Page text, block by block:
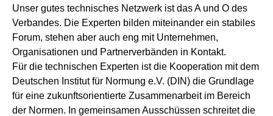
Unser gutes technisches Netzwerk ist das A und O des
Verbandes. Die Experten bilden miteinander ein stabiles
Forum, stehen aber auch eng mit Unternehmen,
Organisationen und Partnerverbänden in Kontakt.
Für die technischen Experten ist die Kooperation mit dem
Deutschen Institut für Normung e.V. (DIN) die Grundlage
für eine zukunftsorientierte Zusammenarbeit im Bereich
der Normen. In gemeinsamen Ausschüssen schreitet die